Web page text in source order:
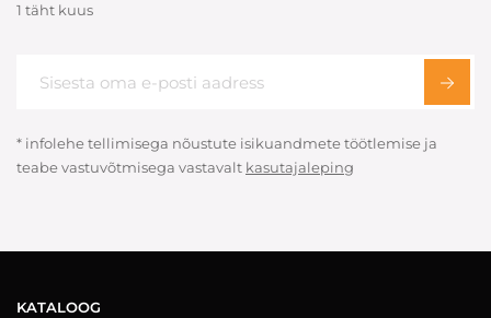
1 täht kuus
* infolehe tellimisega nõustute isikuandmete töötlemise ja
teabe vastuvõtmisega vastavalt kasutajaleping
KATALOOG